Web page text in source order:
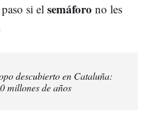
si el semáforo no les
descubierto en Cataluña:
millones de años